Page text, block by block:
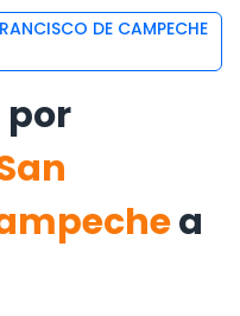
DE CAMPECHE
por
a